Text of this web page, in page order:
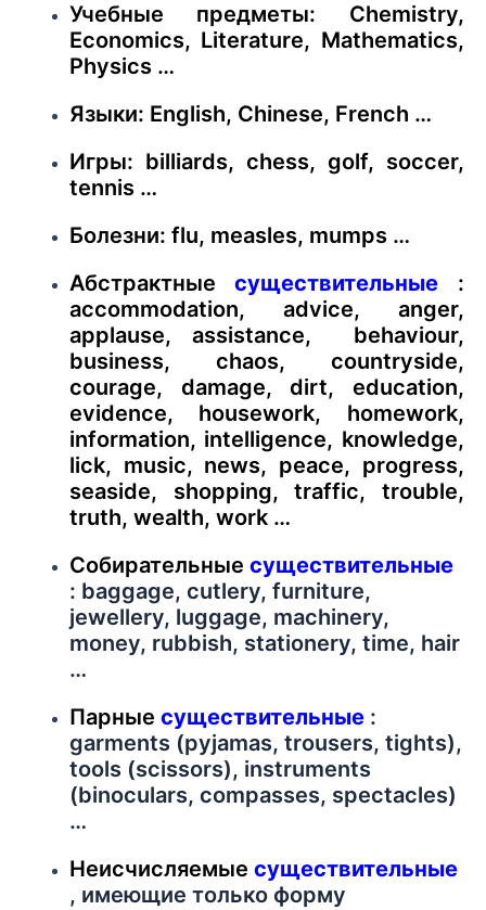
Учебные предметы: Chemistry,
Economics, Literature, Mathematics,
Physics …
Языки: English, Chinese, French …
Игры: billiards, chess, golf, soccer,
tennis …
Болезни: flu, measles, mumps …
Абстрактные
существительные :
accommodation, advice, anger,
applause, assistance, behaviour,
business, chaos, countryside,
courage, damage, dirt, education,
evidence, housework, homework,
information, intelligence, knowledge,
lick, music, news, peace, progress,
seaside, shopping, traffic, trouble,
truth, wealth, work …
Собирательные существительные
: baggage, cutlery, furniture,
jewellery, luggage, machinery,
money, rubbish, stationery, time, hair
…
Парные существительные :
garments (pyjamas, trousers, tights),
tools (scissors), instruments
(binoculars, compasses, spectacles)
…
Неисчисляемые существительные
, имеющие только форму